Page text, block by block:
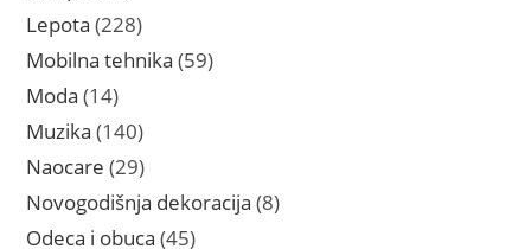
proizvod
Lepota 228228
proizvoda
Mobilna tehnika 5959
Moda 1414
proizvoda
Muzika 140140
proizvoda
Naocare 2929
proizvoda
Novogodišnja dekoracija 88
Odeca i obuca 4545